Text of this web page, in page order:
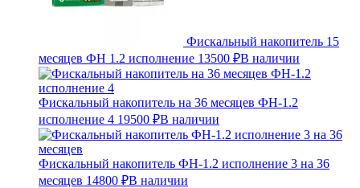
Фискальный накопитель 15
месяцев ФН 1.2 исполнение 13500 ₽В наличии
Фискальный накопитель на 36 месяцев ФН-1.2
исполнение 4 19500 ₽В наличии
Фискальный накопитель ФН-1.2 исполнение 3 на 36
месяцев 14800 ₽В наличии